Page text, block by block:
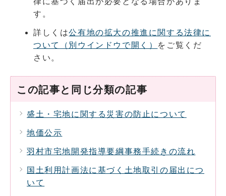
す。
詳しくは公有地の拡大の推進に関する法律に
ついて
（別ウインドウで開く） をご覧くだ
さい。
この記事と同じ分類の記事
盛土・宅地に関する災害の防止について
地価公示
羽村市宅地開発指導要綱事務手続きの流れ
国土利用計画法に基づく土地取引の届出につ
いて